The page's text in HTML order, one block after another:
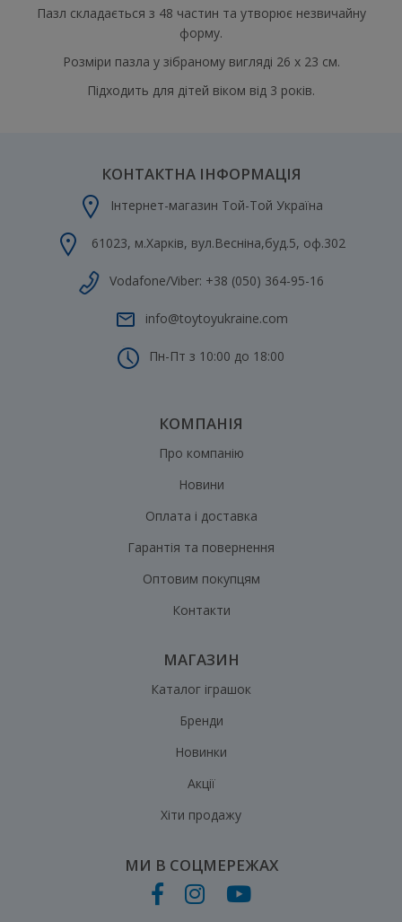
Пазл складається з 48 частин та утворює незвичайну
форму.
Розміри пазла у зібраному вигляді 26 х 23 см.
Підходить для дітей віком від 3 років.
КОНТАКТНА ІНФОРМАЦІЯ
Інтернет-магазин Той-Той Україна
61023, м.Харків, вул.Весніна,буд.5, оф.302
Vodafone/Viber: +38 (050) 364-95-16
info@toytoyukraine.com
Пн-Пт з 10:00 до 18:00
КОМПАНІЯ
Про компанію
Новини
Оплата і доставка
Гарантія та повернення
Оптовим покупцям
Контакти
МАГАЗИН
Каталог іграшок
Бренди
Новинки
Акції
Хіти продажу
МИ В СОЦМЕРЕЖАХ